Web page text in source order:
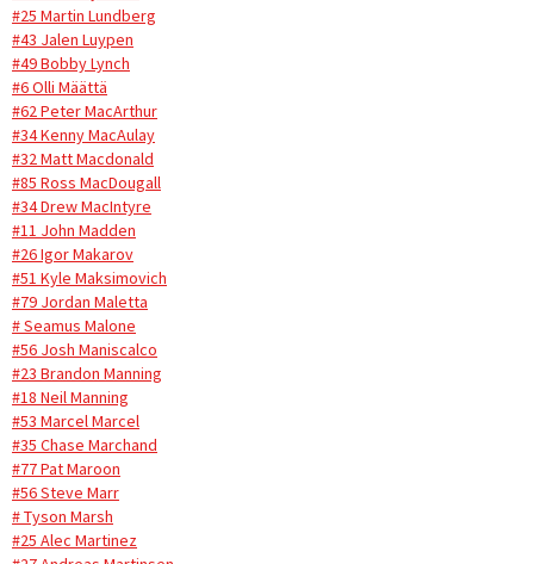
#25 Martin Lundberg
#43 Jalen Luypen
#49 Bobby Lynch
#6 Olli Määttä
#62 Peter MacArthur
#34 Kenny MacAulay
#32 Matt Macdonald
#85 Ross MacDougall
#34 Drew MacIntyre
#11 John Madden
#26 Igor Makarov
#51 Kyle Maksimovich
#79 Jordan Maletta
# Seamus Malone
#56 Josh Maniscalco
#23 Brandon Manning
#18 Neil Manning
#53 Marcel Marcel
#35 Chase Marchand
#77 Pat Maroon
#56 Steve Marr
# Tyson Marsh
#25 Alec Martinez